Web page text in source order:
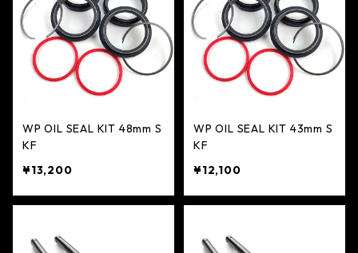
WP OIL SEAL KIT 48mm S
KF
¥13,200
WP OIL SEAL KIT 43mm S
KF
¥12,100